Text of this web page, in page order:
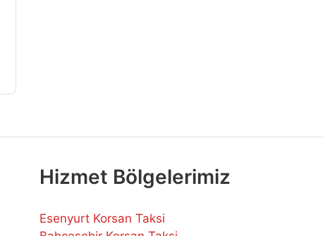
Hizmet Bölgelerimiz
Esenyurt Korsan Taksi